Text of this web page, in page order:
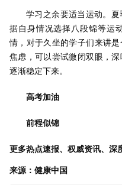
学习之余要适当运动。
据自身情况选择八段锦等运
情，对于久坐的学子们来讲
焦虑，可以尝试微闭双眼，
逐渐稳定下来。
高考加油
前程似锦
更多热点速报、权威资讯、
来源：健康中国